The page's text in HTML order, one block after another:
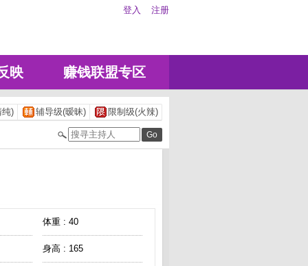
登入 注册
映 赚钱联盟专区
纯) 辅导级(暧昧) 限制级(火辣)
体重 : 40
身高 : 165